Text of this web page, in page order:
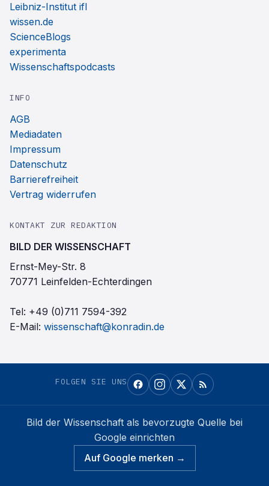
Leibniz-Institut ifl
wissen.de
ScienceBlogs
experimenta
Wissenschaftspodcasts
INFO
AGB
Mediadaten
Impressum
Datenschutz
Barrierefreiheit
Vertrag widerrufen
KONTAKT ZUR REDAKTION
BILD DER WISSENSCHAFT
Ernst-Mey-Str. 8
70771 Leinfelden-Echterdingen
Tel: +49 (0)711 7594-392
E-Mail: wissenschaft@konradin.de
FOLGEN SIE UNS
Bild der Wissenschaft als bevorzugte Quelle bei
Google einrichten
Auf Google merken →